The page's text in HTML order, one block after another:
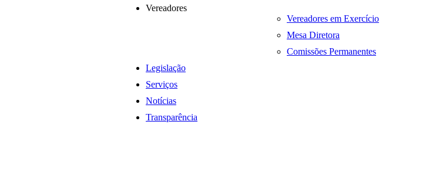
Vereadores
Vereadores em Exercício
Mesa Diretora
Comissões Permanentes
Legislação
Serviços
Notícias
Transparência